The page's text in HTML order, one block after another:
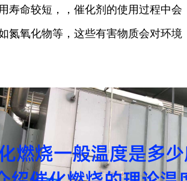
寿命较短，，催化剂的使用过程中会
氮氧化物等，这些有害物质会对环境